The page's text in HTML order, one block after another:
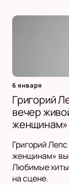
6 января
Григорий
вечер
женщинам»
Григорий
женщинам»
Любимые хиты
на сцене.